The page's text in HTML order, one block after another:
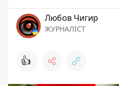
Любов Чигир
ЖУРНАЛІСТ
👍